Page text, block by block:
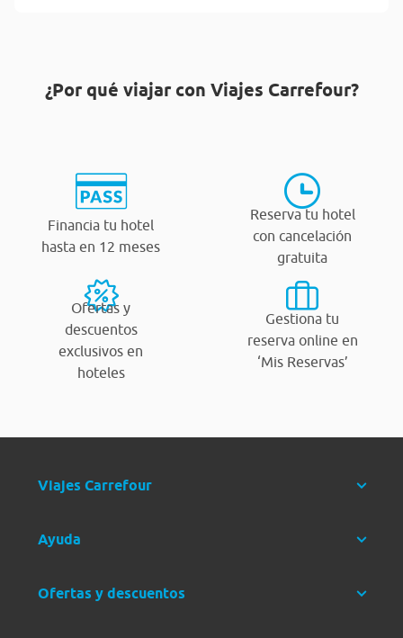
¿Por qué viajar con Viajes Carrefour?
Financia tu hotel
hasta en 12 meses
Reserva tu hotel
con cancelación
gratuita
Ofertas y
descuentos
exclusivos en
hoteles
Gestiona tu
reserva online en
‘Mis Reservas’
Viajes Carrefour
Ayuda
Ofertas y descuentos